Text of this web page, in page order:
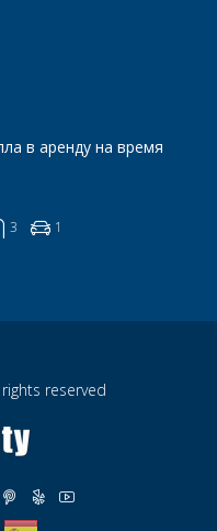
в аренду на время
3
1
reserved